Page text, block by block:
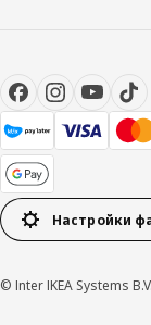
Настройки
© Inter IKEA Systems